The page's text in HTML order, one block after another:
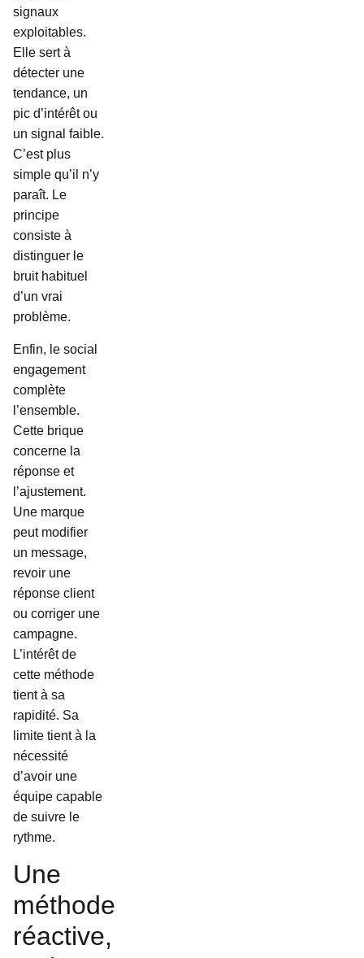
signaux
exploitables.
Elle sert à
détecter une
tendance, un
pic d’intérêt ou
un signal faible.
C’est plus
simple qu’il n’y
paraît. Le
principe
consiste à
distinguer le
bruit habituel
d’un vrai
problème.
Enfin, le social
engagement
complète
l’ensemble.
Cette brique
concerne la
réponse et
l’ajustement.
Une marque
peut modifier
un message,
revoir une
réponse client
ou corriger une
campagne.
L’intérêt de
cette méthode
tient à sa
rapidité. Sa
limite tient à la
nécessité
d’avoir une
équipe capable
de suivre le
rythme.
Une
méthode
réactive,